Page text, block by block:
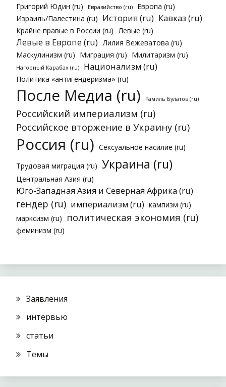
Григорий Юдин (ru) Евразийство (ru)
Европа (ru)
Израиль/Палестина (ru) История (ru) Кавказ (ru)
Крайне правые в России (ru) Левые (ru)
Левые в Европе (ru) Лилия Вежеватова (ru)
Маскулинизм (ru) Миграция (ru) Милитаризм (ru)
Нагорный Карабах (ru) Национализм (ru)
Политика «антигендеризма» (ru)
После Медиа (ru) Рамиль Булатов (ru)
Российский империализм (ru)
Российское вторжение в Украину (ru)
Россия (ru) Сексуальное насилие (ru)
Трудовая миграция (ru) Украина (ru)
Центральная Азия (ru)
Юго-Западная Азия и Северная Африка (ru)
гендер (ru) империализм (ru) кампизм (ru)
марксизм (ru)
политическая экономия (ru)
феминизм (ru)
Заявления
интервью
статьи
Темы